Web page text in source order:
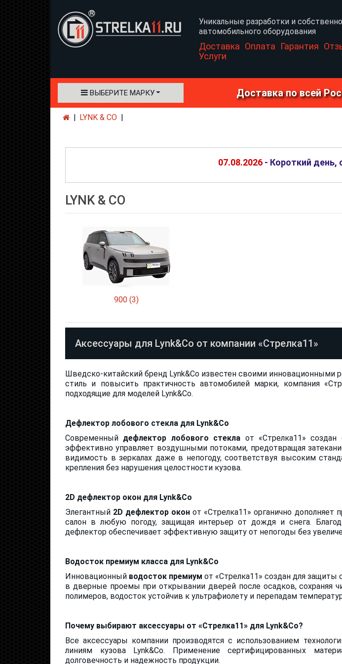
Уникальные разработки и
автомобильного оборудования
Доставка Оплата Гарантия
Услуги
ВЫБЕРИТЕ МАРКУ Доставка по всей
LYNK & CO
07.08.2026- Короткий день,
LYNK & CO
900 (3)
Аксессуары для Lynk&Co от компании «Стрелка11»
Шведско-китайский бренд Lynk&Co известен своими
стиль и повысить практичность автомобилей марки, компания
подходящие для моделей Lynk&Co.
Дефлектор лобового стекла для Lynk&Co
Современный дефлектор лобового стекла от «Стрелка11»
эффективно управляет воздушными потоками, предотвращая
видимость в зеркалах даже в непогоду, соответствуя высоким
крепления без нарушения целостности кузова.
2D дефлектор окон для Lynk&Co
Элегантный 2D дефлектор окон от «Стрелка11» органично дополняет
салон в любую погоду, защищая интерьер от дождя и снега.
дефлектор обеспечивает эффективную защиту от непогоды без
Водосток премиум класса для Lynk&Co
Инновационный водосток премиум от «Стрелка11» создан для защиты
в дверные проемы при открывании дверей после осадков, сохраняя
полимеров, водосток устойчив к ультрафиолету и перепадам
Почему выбирают аксессуары от «Стрелка11» для Lynk&Co?
Все аксессуары компании производятся с использованием
линиям кузова Lynk&Co. Применение сертифицированных
долговечность и надежность продукции.